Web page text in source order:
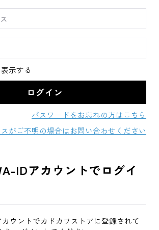
示する
パスワードをお忘れの方はこちら
がご不明の場合はお問い合わせください
IDアカウントでログイ
カウントでカドカワストアに登録されて